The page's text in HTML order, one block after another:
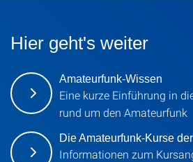
Hier geht's weiter
Amateurfunk-Wissen
Eine kurze Einführung in
rund um den Amateurfunk
Die Amateurfunk-Kurse
Informationen zum